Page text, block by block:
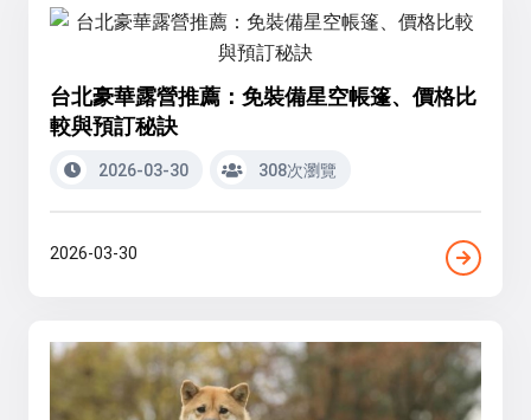
台北豪華露營推薦：免裝備星空帳篷、價格比
較與預訂秘訣
2026-03-30 308次瀏覽
2026-03-30